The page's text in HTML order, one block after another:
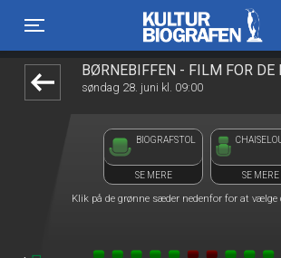
Toggle navigation
Kulturbiografen
søndag 28. juni kl. 09:00
BIOGRAFSTOL
SE MERE SE MERE
Klik på de grønne sæder nedenfor for at vælge
front05-temp 093156